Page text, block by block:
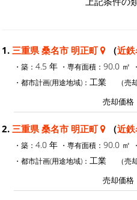
1. 三重県 桑名市 明正町 （近
・築： 4.5 年 ・専有面積： 90.0 ㎡
・都市計画(用途地域)： 工業 （売
売却価格
2. 三重県 桑名市 明正町 （近
・築： 4.0 年 ・専有面積： 90.0 ㎡
・都市計画(用途地域)： 工業 （売
売却価格